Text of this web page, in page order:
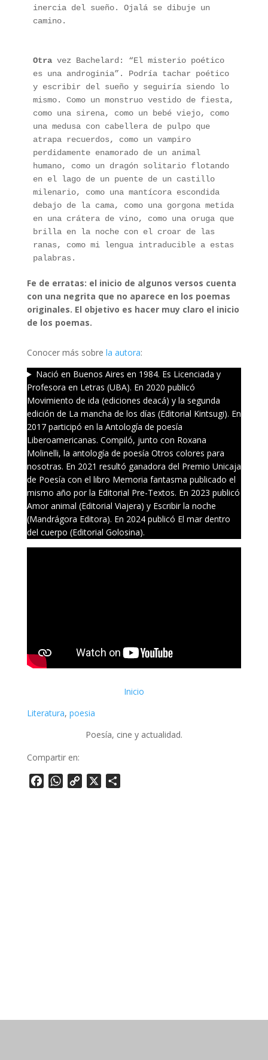
inercia del sueño. Ojalá se dibuje un
camino.
Otra vez Bachelard: “El misterio poético
es una androginia”. Podría tachar poético
y escribir del sueño y seguiría siendo lo
mismo. Como un monstruo vestido de fiesta,
como una sirena, como un bebé viejo, como
una medusa con cabellera de pulpo que
atrapa recuerdos, como un vampiro
perdidamente enamorado de un animal
humano, como un dragón solitario flotando
en el lago de un puente de un castillo
milenario, como una mantícora escondida
debajo de la cama, como una gorgona metida
en una crátera de vino, como una oruga que
brilla en la noche con el croar de las
ranas, como mi lengua intraducible a estas
palabras.
Fe de erratas: el inicio de algunos versos cuenta
con una negrita que no aparece en los poemas
originales. El objetivo es hacer muy claro el inicio
de los poemas.
Conocer más sobre la autora:
Nació en Buenos Aires en 1984. Es Licenciada y
Profesora en Letras (UBA). En 2020 publicó
Movimiento de ida (ediciones deacá) y la segunda
edición de La mancha de los días (Editorial Kintsugi). En
2017 participó en la Antología de poesía
Liberoamericanas. Compiló, junto con Roxana
Molinelli, la antología de poesía Otros colores para
nosotras. En 2021 resultó ganadora del Premio Unicaja
de Poesía con el libro Memoria fantasma publicado el
mismo año por la Editorial Pre-Textos. En 2023 publicó
Amor animal (Editorial Viajera) y Escribir la noche
(Mandrágora Editora). En 2024 publicó El mar dentro
del cuerpo (Editorial Golosina).
Inicio
Literatura, poesia
Poesía, cine y actualidad.
Compartir en:
FacebookWhatsApp
Copy